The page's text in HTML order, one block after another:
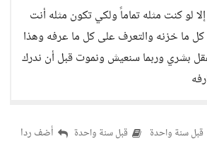
لو كنت مثله تماماً ولكي تكون مثله أنت
ما خزنه والتعرف على كل ما عرفه وهذا
بشري وربما سنعيش ونموت قبل أن ندرك
قبل سنة واحدة قبل سنة واحدة أضف ردا